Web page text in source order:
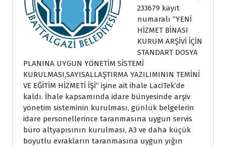
233679 kayıt
numaralı “YENİ
HİZMET BİNASI
KURUM ARŞİVİ İÇİN
STANDART DOSYA
PLANINA UYGUN YÖNETİM SİSTEMİ
KURULMASI,SAYISALLAŞTIRMA YAZILIMININ TEMİNİ
VE EĞİTİM HİZMETİ İŞİ” işine ait ihale LaciTek’de
kaldı. İhale kapsamında idare bünyesinde arşiv
yönetim sisteminin kurulması, günlük belgelerin
idare personellerince taranmasına uygun servis
büro altyapısının kurulması, A3 ve daha küçük
boyutlu evrakların taranmasına uygun yığın